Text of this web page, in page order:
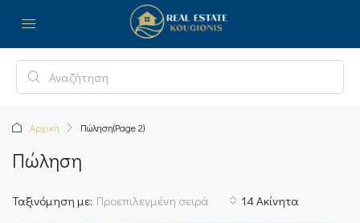
Αρχική Πώληση(Page 2)
Πώληση
14 Ακίνητα
Ταξινόμηση με: Προεπιλεγμένη σειρά